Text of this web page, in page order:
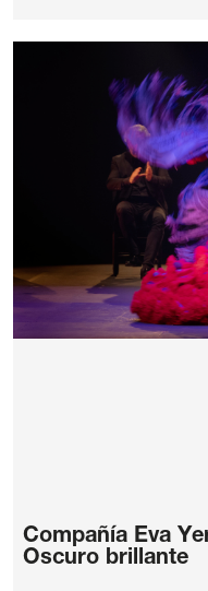
Compañía Eva
Oscuro brillante